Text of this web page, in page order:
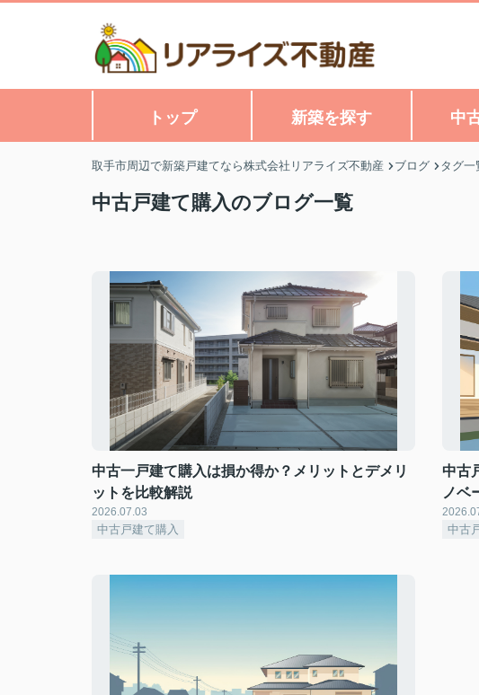
トップ 新築を探す 中
取手市周辺で新築戸建てなら株式会社リアライズ不動産 ブログ タグ一
中古戸建て購入のブログ一覧
中古一戸建て購入は損か得か？メリットとデメリ
ットを比較解説
2026.07.03
中古戸建て購入
中古
ノベ
中古